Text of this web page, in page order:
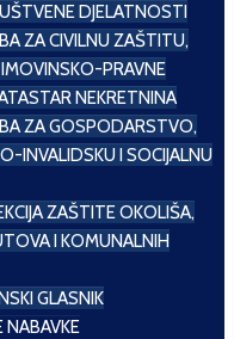
DJELATNOSTI
ZA CIVILNU ZAŠTITU,
PRAVNE
NEKRETNINA
ZA GOSPODARSTVO,
INVALIDSKU I SOCIJALNU
ZAŠTITE OKOLIŠA,
I KOMUNALNIH
GLASNIK
NABAVKE